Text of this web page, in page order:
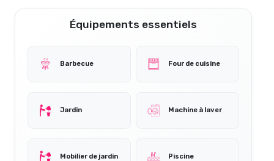
Équipements essentiels
Barbecue Four de cuisine
Jardin Machine à laver
Mobilier de jardin Piscine